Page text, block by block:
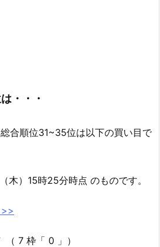
・・・
合順位31~35位は以下の買い目で
木）15時25分時点 のものです。
7 枠「 0 」）